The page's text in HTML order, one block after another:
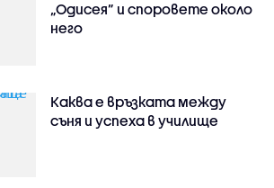
„Одисея” и споровете около
него
Каква е връзката между
съня и успеха в училище